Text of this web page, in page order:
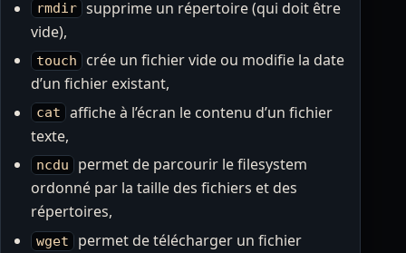
rmdir supprime un répertoire (qui doit être
vide),
touch
crée un fichier vide ou modifie la date
d’un fichier existant,
cat
affiche à l’écran le contenu d’un fichier
texte,
ncdu
permet de parcourir le filesystem
ordonné par la taille des fichiers et des
répertoires,
wget
permet de télécharger un fichier